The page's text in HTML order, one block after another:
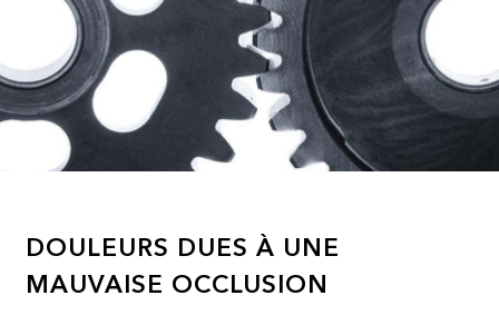
DOULEURS DUES À UNE
MAUVAISE OCCLUSION